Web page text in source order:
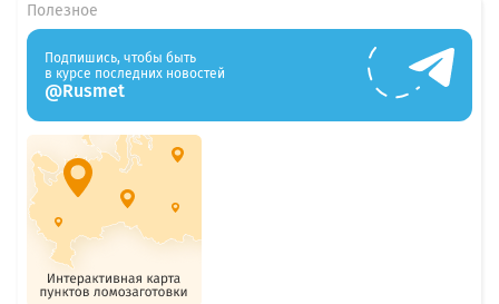
Полезное
Подпишись, чтобы быть
в курсе последних новостей
@Rusmet